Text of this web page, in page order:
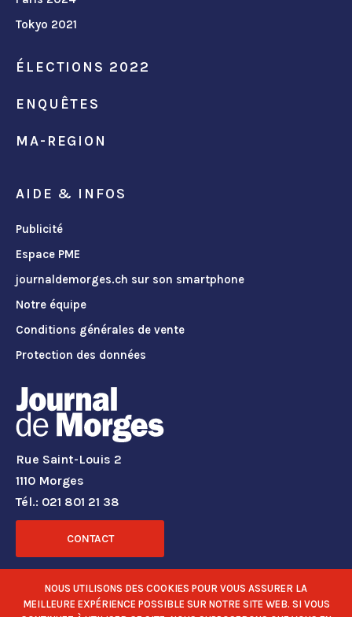
Tokyo 2021
ÉLECTIONS 2022
ENQUÊTES
MA-REGION
AIDE & INFOS
Publicité
Espace PME
journaldemorges.ch sur son smartphone
Notre équipe
Conditions générales de vente
Protection des données
Rue Saint-Louis 2
1110 Morges
Tél.: 021 801 21 38
CONTACT
RÉSEAUX SOCIAUX
NOUS UTILISONS DES COOKIES POUR VOUS ASSURER LA
MEILLEURE EXPÉRIENCE POSSIBLE SUR NOTRE SITE WEB. SI VOUS